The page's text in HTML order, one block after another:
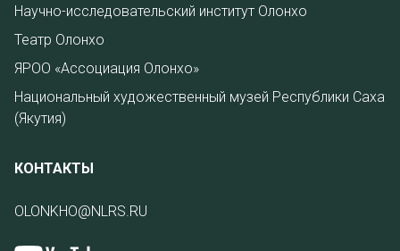
Научно-исследовательский институт Олонхо
Театр Олонхо
ЯРОО «Ассоциация Олонхо»
Национальный художественный музей Республики Саха
(Якутия)
КОНТАКТЫ
OLONKHO@NLRS.RU